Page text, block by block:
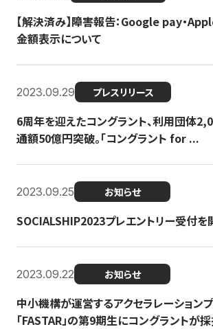
【解決済み】障害報告：Google pay・
金額表示について
2023.09.29 プレスリリース
6周年を迎えたコングラント、利用団体
通額50億円突破。「コングラント for ...
2023.09.25 お知らせ
SOCIALSHIP2023プレエントリー受付を
2023.09.22 お知らせ
中小機構が運営するアクセラレーション
「FASTAR」の第9期生にコングラントが